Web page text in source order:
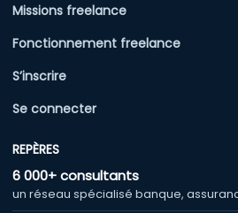
Missions freelance
Fonctionnement freelance
S’inscrire
Se connecter
REPÈRES
6 000+ consultants
un réseau spécialisé banque,